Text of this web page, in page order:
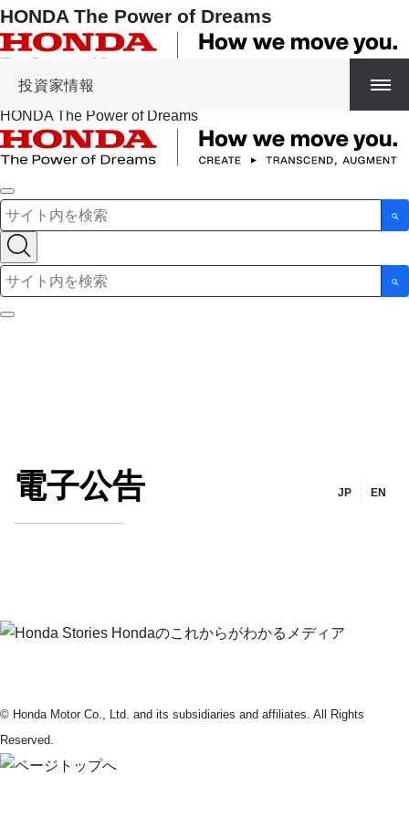
投資家情報
HONDA The Power of Dreams
HONDA The Power of Dreams
検索キーワード入力
検索キーワード入力
電子公告 JP EN
© Honda Motor Co., Ltd. and its subsidiaries and affiliates. All Rights
Reserved.